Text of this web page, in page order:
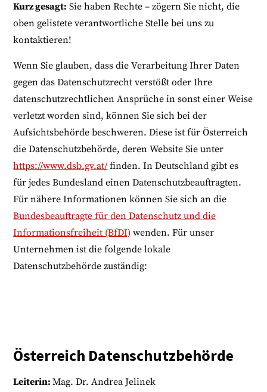
Kurz gesagt: Sie haben Rechte – zögern Sie nicht, die
oben gelistete verantwortliche Stelle bei uns zu
kontaktieren!
Wenn Sie glauben, dass die Verarbeitung Ihrer Daten
gegen das Datenschutzrecht verstößt oder Ihre
datenschutzrechtlichen Ansprüche in sonst einer Weise
verletzt worden sind, können Sie sich bei der
Aufsichtsbehörde beschweren. Diese ist für Österreich
die Datenschutzbehörde, deren Website Sie unter
https://www.dsb.gv.at/ finden. In Deutschland gibt es
für jedes Bundesland einen Datenschutzbeauftragten.
Für nähere Informationen können Sie sich an die
Bundesbeauftragte für den Datenschutz und die
Informationsfreiheit (BfDI) wenden. Für unser
Unternehmen ist die folgende lokale
Datenschutzbehörde zuständig:
Österreich Datenschutzbehörde
Leiterin:Mag. Dr. Andrea Jelinek